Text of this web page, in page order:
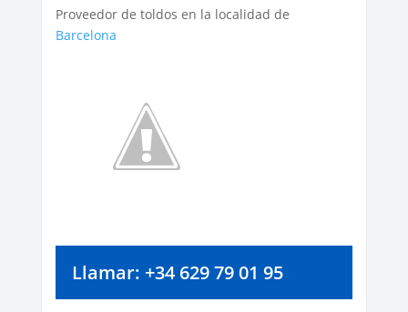
Proveedor de toldos en la localidad de
Barcelona
Llamar: +34 629 79 01 95